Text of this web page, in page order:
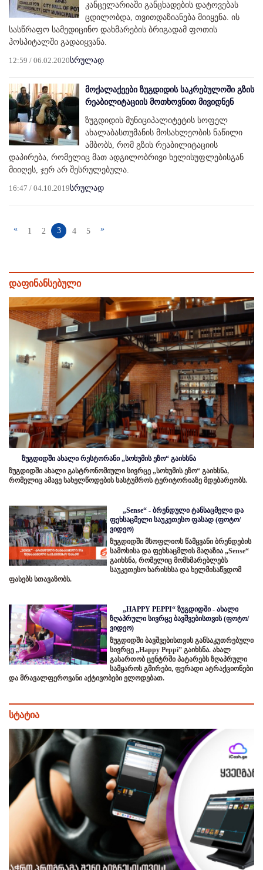
კანცელარიაში განცხადების დატოვებას
ცდილობდა, თვითდაზიანება მიიყენა. ის
სასწრაფო სამედიცინო დახმარების ბრიგადამ ფოთის
ჰოსპიტალში გადაიყვანა.
12:59 / 06.02.2020სრულად
მოქალაქეები ზუგდიდის საკრებულოში გზის
რეაბილიტაციის მოთხოვნით მივიდნენ
ზუგდიდის მუნიციპალიტეტის სოფელ
ახალაბასთუმანის მოსახლეობის ნაწილი
ამბობს, რომ გზის რეაბილიტაციის
დაპირება, რომელიც მათ ადგილობრივი ხელისუფლებისგან
მიიღეს, ჯერ არ შესრულებულა.
16:47 / 04.10.2019სრულად
« 1 2 3 4 5 »
დაფინანსებული
ზუგდიდში ახალი რესტორანი „სოხუმის ეზო“ გაიხსნა
ზუგდიდში ახალი გასტრონომიული სივრცე „სოხუმის ეზო“ გაიხსნა,
რომელიც ამავე სახელწოდების სასტუმროს ტერიტორიაზე მდებარეობს.
„Sense“ - ბრენდული ტანსაცმელი და
ფეხსაცმელი საუკეთესო ფასად (ფოტო/
ვიდეო)
ზუგდიდში მსოფლიოს წამყვანი ბრენდების
სამოსისა და ფეხსაცმლის მაღაზია „Sense“
გაიხსნა, რომელიც მომხმარებლებს
საუკეთესო ხარისხსა და ხელმისაწვდომ
ფასებს სთავაზობს.
„HAPPY PEPPI“ ზუგდიდში - ახალი
ზღაპრული სივრცე ბავშვებისთვის (ფოტო/
ვიდეო)
ზუგდიდში ბავშვებისთვის განსაკუთრებული
სივრცე „Happy Peppi” გაიხსნა. ახალ
გასართობ ცენტრში პატარებს ზღაპრული
სამყაროს გმირები, ფერადი ატრაქციონები
და მრავალფეროვანი აქტივობები ელოდებათ.
სტატია